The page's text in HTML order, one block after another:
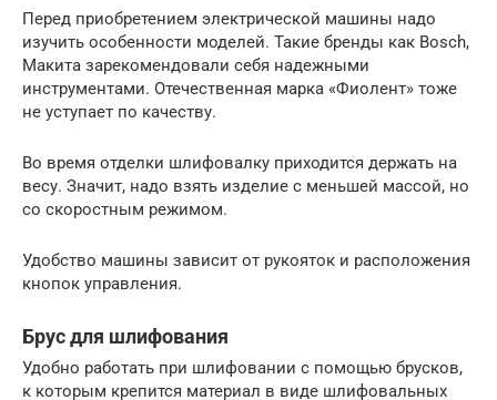
Перед приобретением электрической машины надо
изучить особенности моделей. Такие бренды как Bosch,
Макита зарекомендовали себя надежными
инструментами. Отечественная марка «Фиолент» тоже
не уступает по качеству.
Во время отделки шлифовалку приходится держать на
весу. Значит, надо взять изделие с меньшей массой, но
со скоростным режимом.
Удобство машины зависит от рукояток и расположения
кнопок управления.
Брус для шлифования
Удобно работать при шлифовании с помощью брусков,
к которым крепится материал в виде шлифовальных